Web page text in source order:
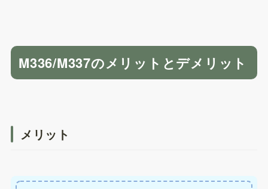
M336/M337のメリットとデメリット
メリット